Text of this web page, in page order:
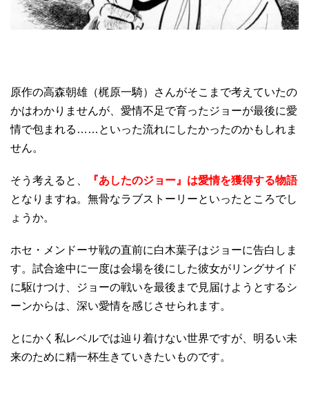
原作の高森朝雄（梶原一騎）さんがそこまで考えていたの
かはわかりませんが、愛情不足で育ったジョーが最後に愛
情で包まれる……といった流れにしたかったのかもしれま
せん。
そう考えると、
『あしたのジョー』は愛情を獲得する物語
となりますね。無骨なラブストーリーといったところでし
ょうか。
ホセ・メンドーサ戦の直前に白木葉子はジョーに告白しま
す。試合途中に一度は会場を後にした彼女がリングサイド
に駆けつけ、ジョーの戦いを最後まで見届けようとするシ
ーンからは、深い愛情を感じさせられます。
とにかく私レベルでは辿り着けない世界ですが、明るい未
来のために精一杯生きていきたいものです。